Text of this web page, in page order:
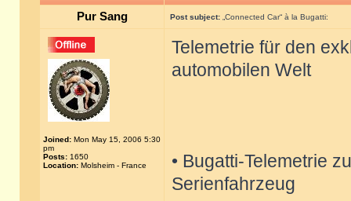
Pur Sang Post subject: „Connected Car“ à la Bugatti:
Joined: Mon May 15, 2006 5:30
pm
Posts: 1650
Location: Molsheim - France
Telemetrie für den
automobilen Welt
• Bugatti-Telemetrie
Serienfahrzeug